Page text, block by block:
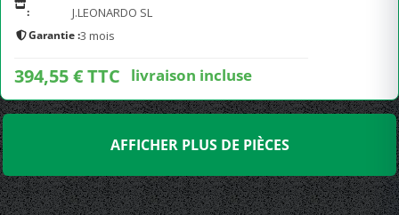
:
J.LEONARDO SL
Garantie :3 mois
394,55 € TTC livraison incluse
AFFICHER PLUS DE PIÈCES